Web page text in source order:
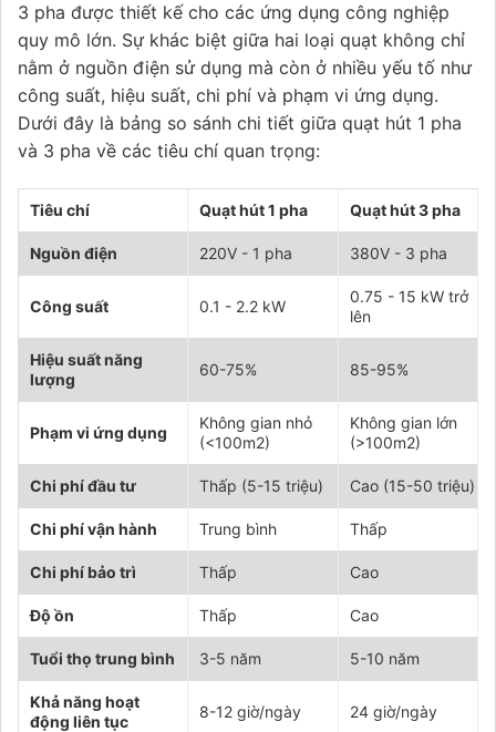
3 pha được thiết kế cho các ứng dụng công nghiệp
quy mô lớn. Sự khác biệt giữa hai loại quạt không chỉ
nằm ở nguồn điện sử dụng mà còn ở nhiều yếu tố như
công suất, hiệu suất, chi phí và phạm vi ứng dụng.
Dưới đây là bảng so sánh chi tiết giữa quạt hút 1 pha
và 3 pha về các tiêu chí quan trọng:
Tiêu chí Quạt hút 1 pha Quạt hút 3 pha
Nguồn điện 220V - 1 pha 380V - 3 pha
Công suất 0.1 - 2.2 kW
0.75 - 15 kW trở
lên
Hiệu suất năng
lượng
60-75% 85-95%
Phạm vi ứng dụng
Không gian nhỏ
(<100m2)
Không gian lớn
(>100m2)
Chi phí đầu tư Thấp (5-15 triệu) Cao (15-50 triệu)
Chi phí vận hành Trung bình Thấp
Chi phí bảo trì Thấp Cao
Độ ồn Thấp Cao
Tuổi thọ trung bình 3-5 năm 5-10 năm
Khả năng hoạt
động liên tục
8-12 giờ/ngày 24 giờ/ngày